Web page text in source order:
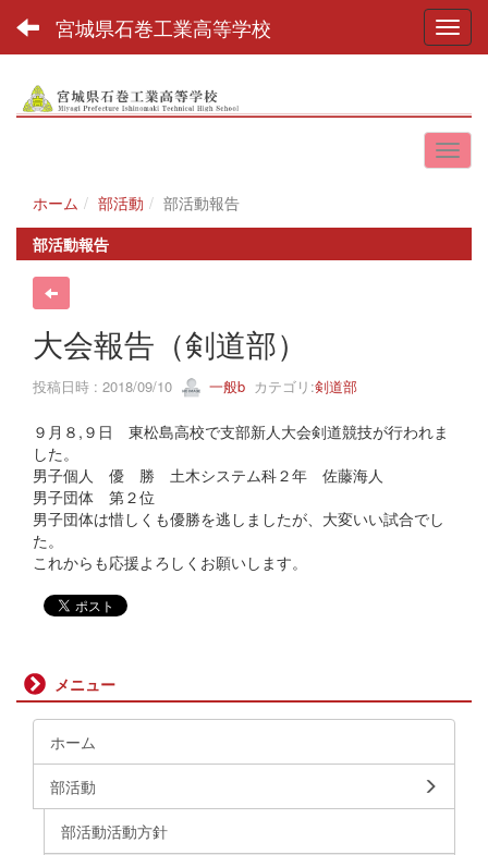
宮城県石巻工業高等学校
ホーム 部活動
部活動報告
部活動報告
大会報告（剣道部）
投稿日時 : 2018/09/10 一般b カテゴリ:剣道部
９月８,９日 東松島高校で支部新人大会剣道競技が行われま
した。
男子個人 優 勝 土木システム科２年 佐藤海人
男子団体 第２位
男子団体は惜しくも優勝を逃しましたが、大変いい試合でし
た。
これからも応援よろしくお願いします。
メニュー
ホーム
部活動
部活動活動方針